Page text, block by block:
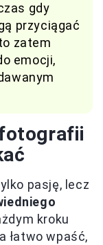
gdy
przyciągać
zatem
emocji,
pasję, lecz
kroku
łatwo wpaść,